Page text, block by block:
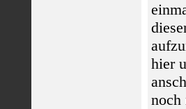
hier
noch